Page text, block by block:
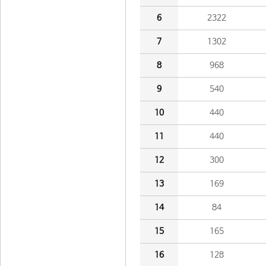
6 2322
7 1302
8 968
9 540
10 440
11 440
12 300
13 169
14 84
15 165
16 128